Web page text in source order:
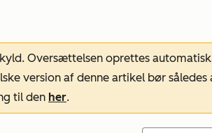
Oversættelsen oprettes
version af denne artikel bør således
til den her.